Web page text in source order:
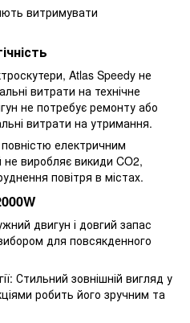
витримувати
Atlas Speedy не
витрати на технічне
не потребує ремонту або
витрати на утримання.
повністю електричним
виробляє викиди CO2,
повітря в містах.
двигун і довгий запас
для повсякденного
Стильний зовнішній вигляд у
робить його зручним та